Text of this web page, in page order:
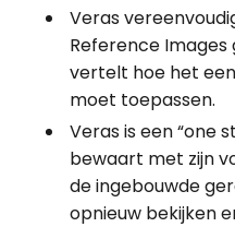
Veras
Reference Images
vertelt hoe het
moet toepassen.
Veras is een “one
bewaart met zijn
de ingebouwde
opnieuw bekijken